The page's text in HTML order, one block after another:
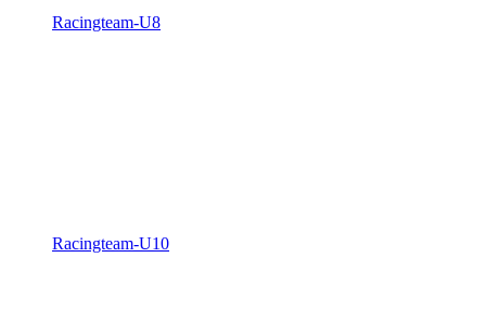
Racingteam-U8
Racingteam-U10